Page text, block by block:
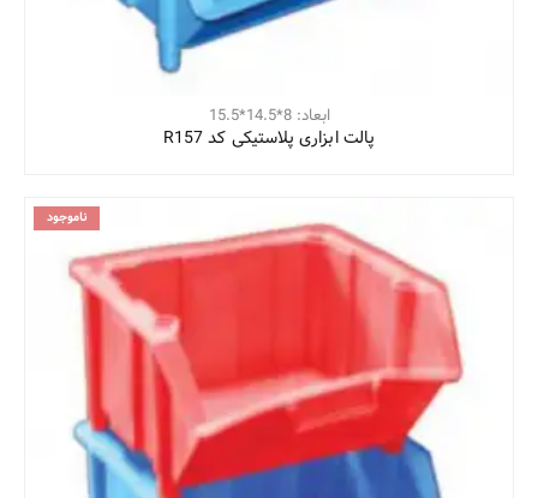
ابعاد: 8*14.5*15.5
پالت ابزاری پلاستیکی کد R157
ناموجود